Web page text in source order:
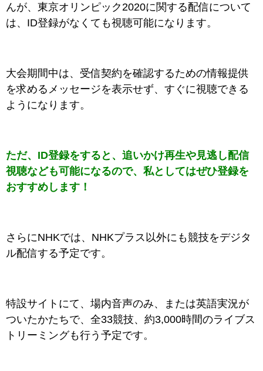
んが、東京オリンピック2020に関する配信について
は、ID登録がなくても視聴可能になります。
大会期間中は、受信契約を確認するための情報提供
を求めるメッセージを表示せず、すぐに視聴できる
ようになります。
ただ、ID登録をすると、追いかけ再生や見逃し配信
視聴なども可能になるので、私としてはぜひ登録を
おすすめします！
さらにNHKでは、NHKプラス以外にも競技をデジタ
ル配信する予定です。
特設サイトにて、場内音声のみ、または英語実況が
ついたかたちで、全33競技、約3,000時間のライブス
トリーミングも行う予定です。